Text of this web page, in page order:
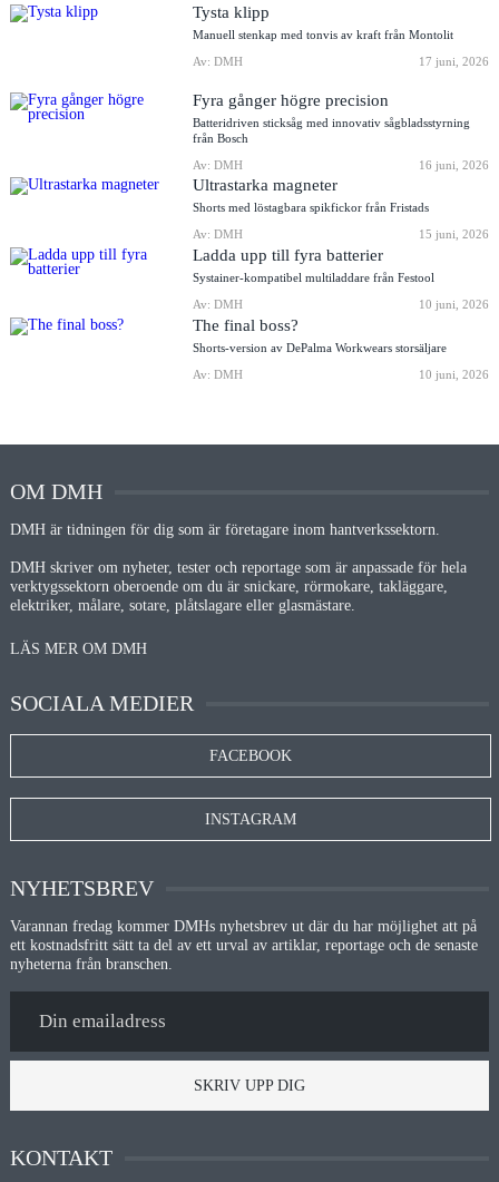
Tysta klipp
Manuell stenkap med tonvis av kraft från Montolit
Av: DMH
17 juni, 2026
Fyra gånger högre precision
Batteridriven sticksåg med innovativ sågbladsstyrning
från Bosch
Av: DMH
16 juni, 2026
Ultrastarka magneter
Shorts med löstagbara spikfickor från Fristads
Av: DMH
15 juni, 2026
Ladda upp till fyra batterier
Systainer-kompatibel multiladdare från Festool
Av: DMH
10 juni, 2026
The final boss?
Shorts-version av DePalma Workwears storsäljare
Av: DMH
10 juni, 2026
OM DMH
DMH är tidningen för dig som är företagare inom hantverkssektorn.
DMH skriver om nyheter, tester och reportage som är anpassade för hela
verktygssektorn oberoende om du är snickare, rörmokare, takläggare,
elektriker, målare, sotare, plåtslagare eller glasmästare.
LÄS MER OM DMH
SOCIALA MEDIER
FACEBOOK
INSTAGRAM
NYHETSBREV
Varannan fredag kommer DMHs nyhetsbrev ut där du har möjlighet att på
ett kostnadsfritt sätt ta del av ett urval av artiklar, reportage och de senaste
nyheterna från branschen.
SKRIV UPP DIG
KONTAKT